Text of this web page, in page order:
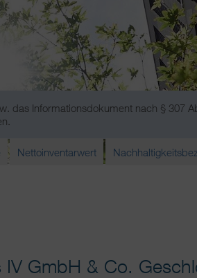
das Informationsdokument nach § 307
Nettoinventarwert
GmbH & Co.